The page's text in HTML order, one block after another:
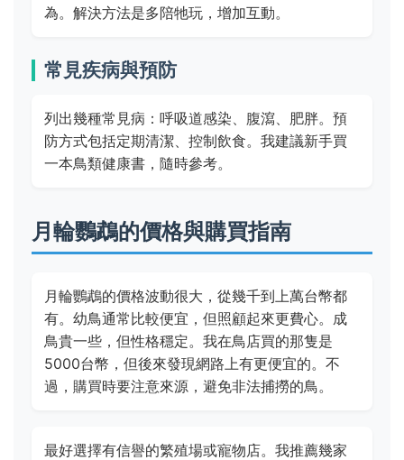
為。解決方法是多陪牠玩，增加互動。
常見疾病與預防
列出幾種常見病：呼吸道感染、腹瀉、肥胖。預
防方式包括定期清潔、控制飲食。我建議新手買
一本鳥類健康書，隨時參考。
月輪鸚鵡的價格與購買指南
月輪鸚鵡的價格波動很大，從幾千到上萬台幣都
有。幼鳥通常比較便宜，但照顧起來更費心。成
鳥貴一些，但性格穩定。我在鳥店買的那隻是
5000台幣，但後來發現網路上有更便宜的。不
過，購買時要注意來源，避免非法捕撈的鳥。
最好選擇有信譽的繁殖場或寵物店。我推薦幾家